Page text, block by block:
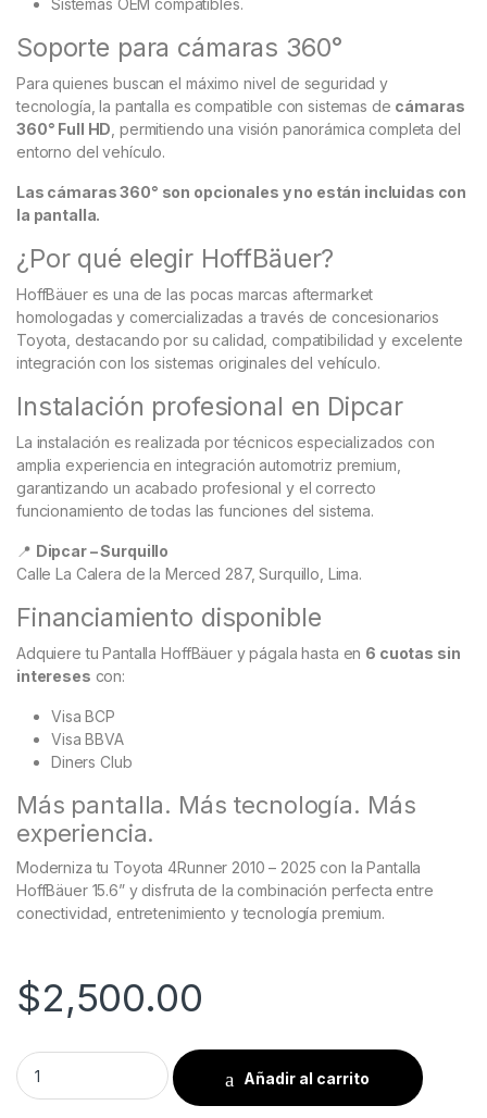
Sistemas OEM compatibles.
Soporte para cámaras 360°
Para quienes buscan el máximo nivel de seguridad y
tecnología, la pantalla es compatible con sistemas de cámaras
360° Full HD , permitiendo una visión panorámica completa del
entorno del vehículo.
Las cámaras 360° son opcionales y no están incluidas con
la pantalla.
¿Por qué elegir HoffBäuer?
HoffBäuer es una de las pocas marcas aftermarket
homologadas y comercializadas a través de concesionarios
Toyota, destacando por su calidad, compatibilidad y excelente
integración con los sistemas originales del vehículo.
Instalación profesional en Dipcar
La instalación es realizada por técnicos especializados con
amplia experiencia en integración automotriz premium,
garantizando un acabado profesional y el correcto
funcionamiento de todas las funciones del sistema.
📍 Dipcar – Surquillo
Calle La Calera de la Merced 287, Surquillo, Lima.
Financiamiento disponible
Adquiere tu Pantalla HoffBäuer y págala hasta en 6 cuotas sin
intereses con:
Visa BCP
Visa BBVA
Diners Club
Más pantalla. Más tecnología. Más
experiencia.
Moderniza tu Toyota 4Runner 2010 – 2025 con la Pantalla
HoffBäuer 15.6” y disfruta de la combinación perfecta entre
conectividad, entretenimiento y tecnología premium.
$2,500.00
Toyota 4Runner 2010 al 2024 Pantalla HoffBaüer CarPlay &
Añadir al carrito